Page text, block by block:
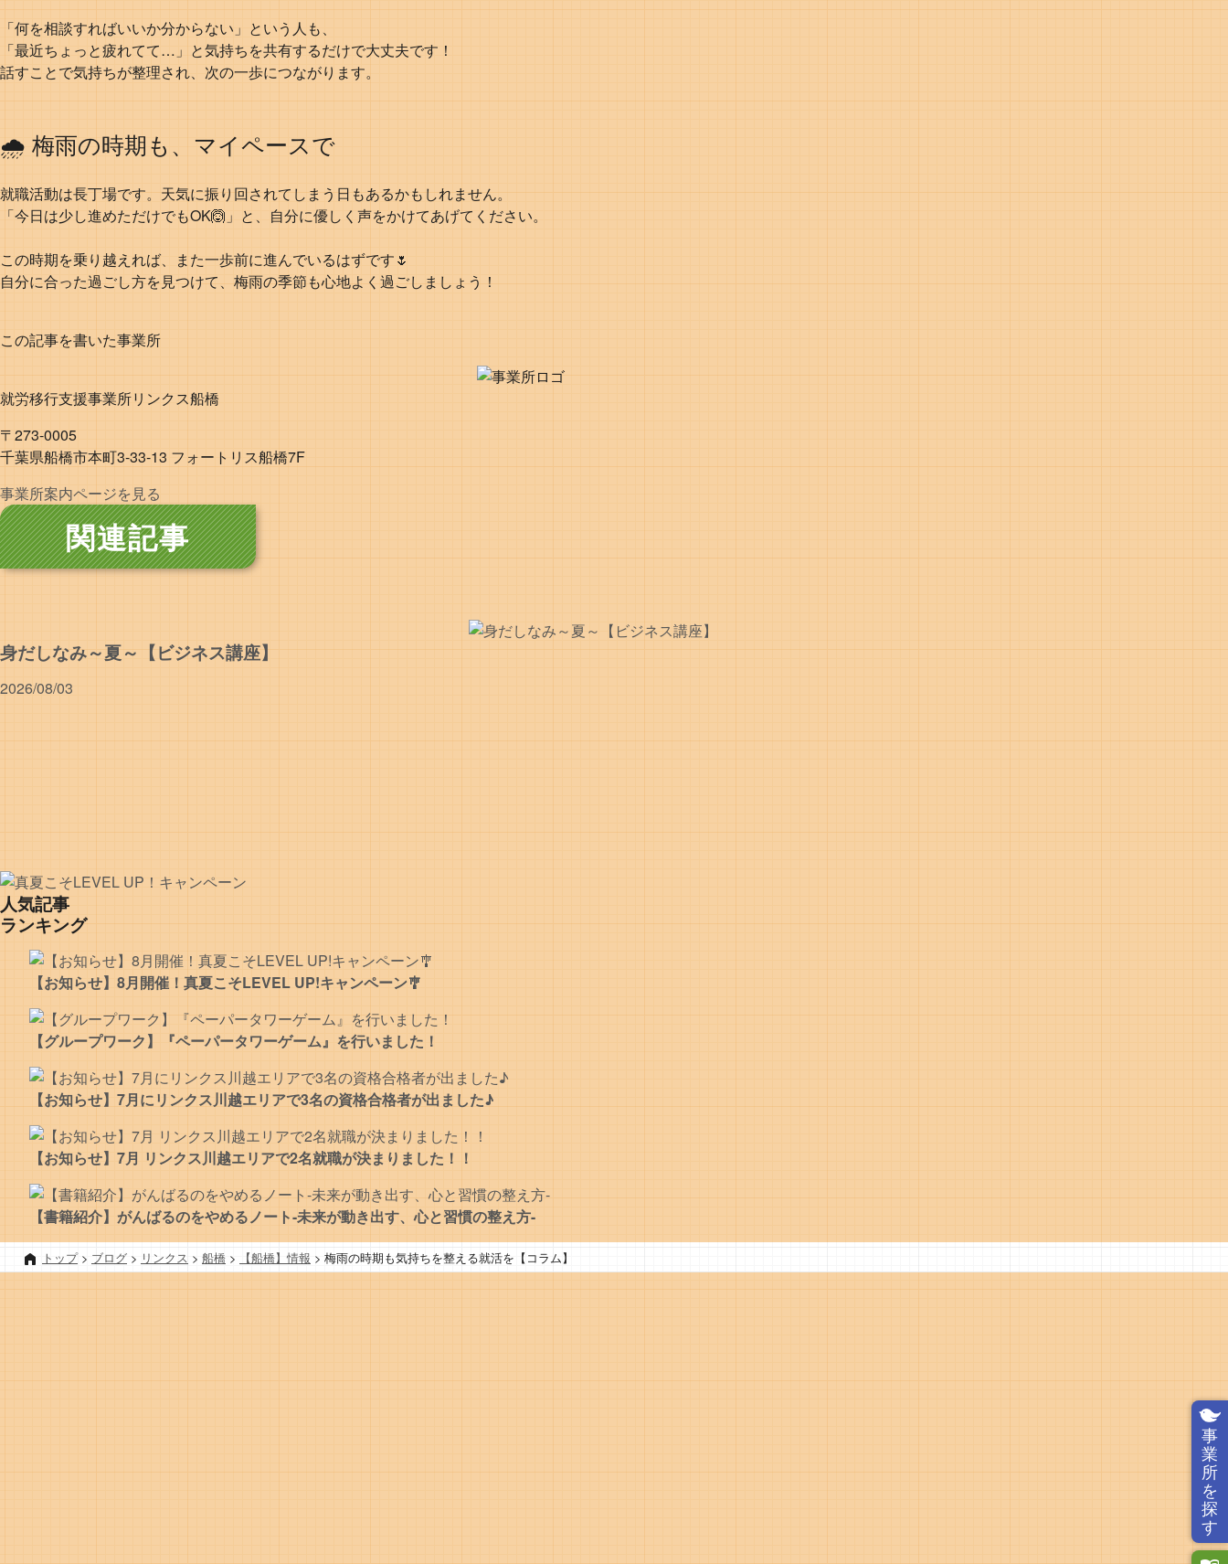
事
業
所
を
探
す
トップ> ブログ > リンクス > 船橋 > 【船橋】情報 > 梅雨の時期も気持ちを整える就活を【コラム】
「何を相談すればいいか分からない」という人も、
「最近ちょっと疲れてて…」と気持ちを共有するだけで大丈夫です！
話すことで気持ちが整理され、次の一歩につながります。
🌧️ 梅雨の時期も、マイペースで
就職活動は長丁場です。天気に振り回されてしまう日もあるかもしれません。
「今日は少し進めただけでもOK🙆」と、自分に優しく声をかけてあげてください。
この時期を乗り越えれば、また一歩前に進んでいるはずです🌷
自分に合った過ごし方を見つけて、梅雨の季節も心地よく過ごしましょう！
この記事を書いた事業所
就労移行支援事業所リンクス船橋
〒273-0005
千葉県船橋市本町3-33-13 フォートリス船橋7F
事業所案内ページを見る
関連記事
身だしなみ～夏～【ビジネス講座】
2026/08/03
人気記事
ランキング
【お知らせ】8月開催！真夏こそLEVEL UP!キャンペーン🎐
【グループワーク】『ペーパータワーゲーム』を行いました！
【お知らせ】7月にリンクス川越エリアで3名の資格合格者が出ました♪
【お知らせ】7月 リンクス川越エリアで2名就職が決まりました！！
【書籍紹介】がんばるのをやめるノート-未来が動き出す、心と習慣の整え方-